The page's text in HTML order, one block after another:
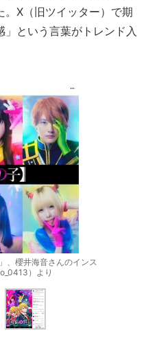
。X（旧ツイッター）で期
という言葉がトレンド入
、櫻井海音さんのインス
）より